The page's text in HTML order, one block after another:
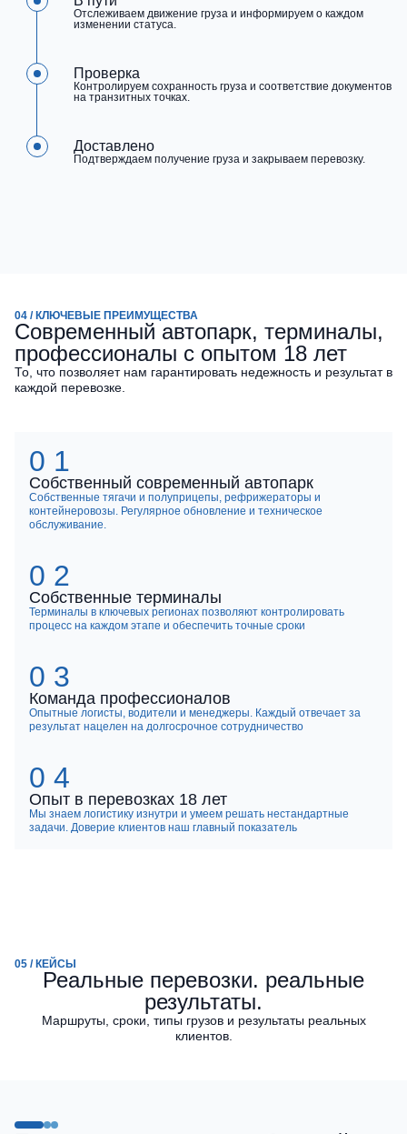
Отслеживаем движение груза и информируем о каждом
изменении статуса.
Проверка
Контролируем сохранность груза и соответствие документов
на транзитных точках.
Доставлено
Подтверждаем получение груза и закрываем перевозку.
04 / КЛЮЧЕВЫЕ ПРЕИМУЩЕСТВА
Современный автопарк, терминалы,
профессионалы с опытом 18 лет
То, что позволяет нам гарантировать недежность и результат в
каждой перевозке.
Собственный современный автопарк
Собственные тягачи и полуприцепы, рефрижераторы и
контейнеровозы. Регулярное обновление и техническое
обслуживание.
Собственные терминалы
Терминалы в ключевых регионах позволяют контролировать
процесс на каждом этапе и обеспечить точные сроки
Команда профессионалов
Опытные логисты, водители и менеджеры. Каждый отвечает за
результат нацелен на долгосрочное сотрудничество
Опыт в перевозках 18 лет
Мы знаем логистику изнутри и умеем решать нестандартные
задачи. Доверие клиентов наш главный показатель
05 / КЕЙСЫ
Реальные перевозки. реальные
результаты.
Маршруты, сроки, типы грузов и результаты реальных
клиентов.